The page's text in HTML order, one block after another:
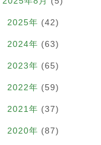
2025年 (42)
2024年 (63)
2023年 (65)
2022年 (59)
2021年 (37)
2020年 (87)